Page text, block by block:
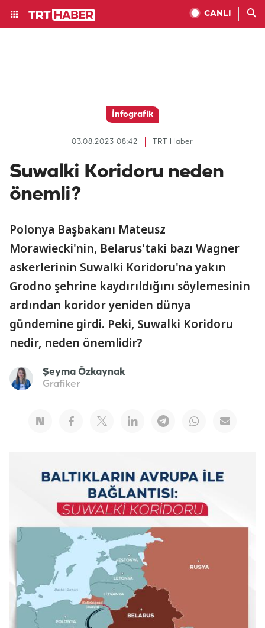
CANLI
İnfografik
TRT Haber
03.08.2023 08:42
Suwalki Koridoru neden
önemli?
Polonya Başbakanı Mateusz
Morawiecki'nin, Belarus'taki bazı Wagner
askerlerinin Suwalki Koridoru'na yakın
Grodno şehrine kaydırıldığını söylemesinin
ardından koridor yeniden dünya
gündemine girdi. Peki, Suwalki Koridoru
nedir, neden önemlidir?
Şeyma Özkaynak
Grafiker